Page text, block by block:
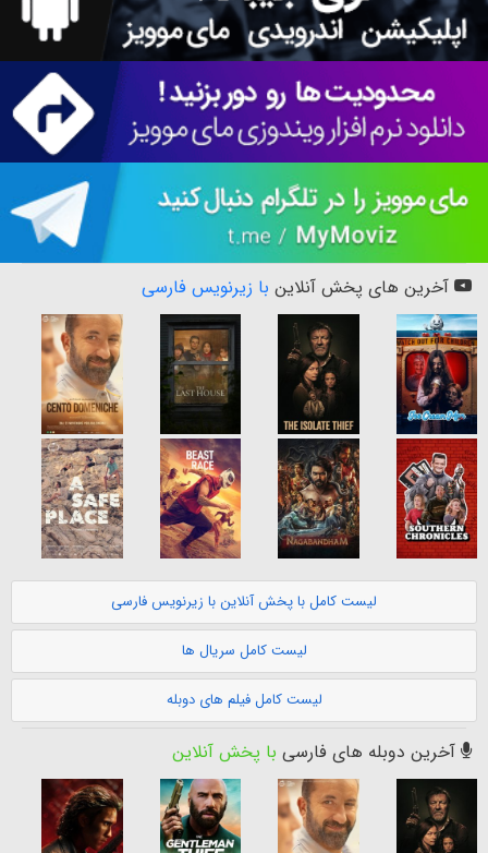
آخرین های پخش آنلاین با زیرنویس فارسی
لیست کامل با پخش آنلاین با زیرنویس فارسی
لیست کامل سریال ها
لیست کامل فیلم های دوبله
آخرین دوبله های فارسی با پخش آنلاین